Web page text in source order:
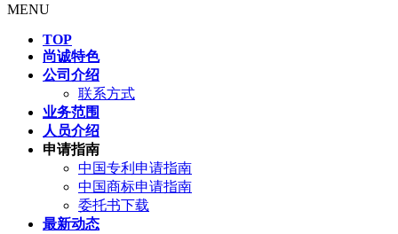
MENU
TOP
尚诚特色
公司介绍
联系方式
业务范围
人员介绍
申请指南
中国专利申请指南
中国商标申请指南
委托书下载
最新动态